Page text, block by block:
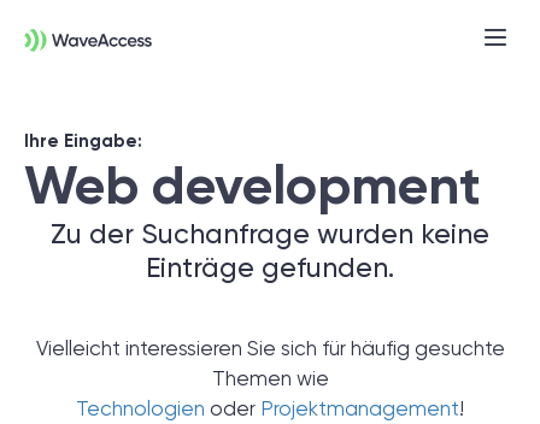
Ihre Eingabe:
Web development
Zu der Suchanfrage wurden keine
Einträge gefunden.
Vielleicht interessieren Sie sich für häufig gesuchte
Themen wie
Technologien oder Projektmanagement!
Noch nicht sicher, was Sie
brauchen?